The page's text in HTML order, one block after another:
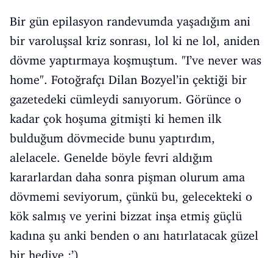
Bir gün epilasyon randevumda yaşadığım ani
bir varoluşsal kriz sonrası, lol ki ne lol, aniden
dövme yaptırmaya koşmuştum. "I’ve never was
home". Fotoğrafçı Dilan Bozyel’in çektiği bir
gazetedeki cümleydi sanıyorum. Görünce o
kadar çok hoşuma gitmişti ki hemen ilk
bulduğum dövmecide bunu yaptırdım,
alelacele. Genelde böyle fevri aldığım
kararlardan daha sonra pişman olurum ama
dövmemi seviyorum, çünkü bu, gelecekteki o
kök salmış ve yerini bizzat inşa etmiş güçlü
kadına şu anki benden 0 anı hatırlatacak güzel
bir hediye :’)